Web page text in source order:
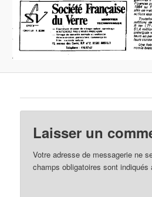
Laisser un
Votre adresse de messagerie ne
champs obligatoires sont